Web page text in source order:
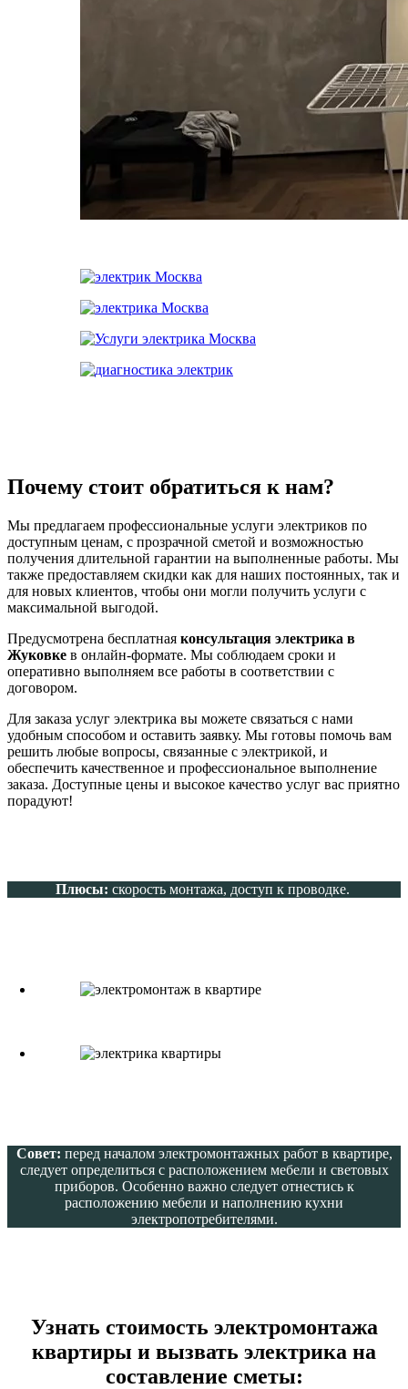
Почему стоит обратиться к нам?
Мы предлагаем профессиональные услуги электриков по
доступным ценам, с прозрачной сметой и возможностью
получения длительной гарантии на выполненные работы. Мы
также предоставляем скидки как для наших постоянных, так и
для новых клиентов, чтобы они могли получить услуги с
максимальной выгодой.
Предусмотрена бесплатная консультация электрика в
Жуковке в онлайн-формате. Мы соблюдаем сроки и
оперативно выполняем все работы в соответствии с
договором.
Для заказа услуг электрика вы можете связаться с нами
удобным способом и оставить заявку. Мы готовы помочь вам
решить любые вопросы, связанные с электрикой, и
обеспечить качественное и профессиональное выполнение
заказа. Доступные цены и высокое качество услуг вас приятно
порадуют!
Плюсы: скорость монтажа, доступ к проводке.
Совет: перед началом электромонтажных работ в квартире,
следует определиться с расположением мебели и световых
приборов. Особенно важно следует отнестись к
расположению мебели и наполнению кухни
электропотребителями.
Узнать стоимость электромонтажа
квартиры и вызвать электрика на
составление сметы: